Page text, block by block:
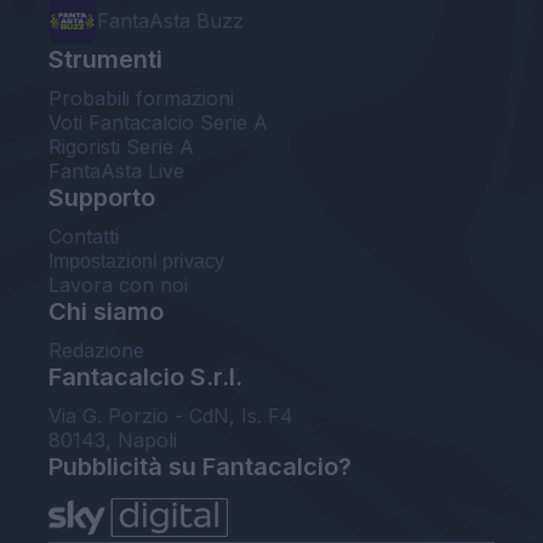
FantaAsta Buzz
Strumenti
Probabili formazioni
Voti Fantacalcio Serie A
Rigoristi Serie A
FantaAsta Live
Supporto
Contatti
Impostazioni privacy
Lavora con noi
Chi siamo
Redazione
Fantacalcio S.r.l.
Via G. Porzio - CdN, Is. F4
80143, Napoli
Pubblicità su Fantacalcio?